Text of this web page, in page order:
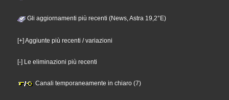
Gli aggiornamenti più recenti (News, Astra 19,2°E)
[+] Aggiunte più recenti / variazioni
[-] Le eliminazioni più recenti
Canali temporaneamente in chiaro (7)